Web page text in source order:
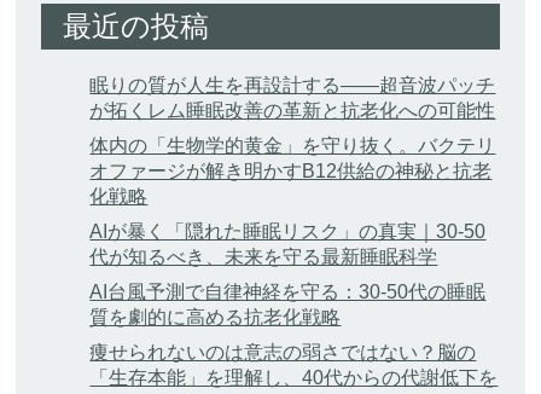
最近の投稿
眠りの質が人生を再設計する——超音波パッチ
が拓くレム睡眠改善の革新と抗老化への可能性
体内の「生物学的黄金」を守り抜く。バクテリ
オファージが解き明かすB12供給の神秘と抗老
化戦略
AIが暴く「隠れた睡眠リスク」の真実｜30-50
代が知るべき、未来を守る最新睡眠科学
AI台風予測で自律神経を守る：30-50代の睡眠
質を劇的に高める抗老化戦略
痩せられないのは意志の弱さではない？脳の
「生存本能」を理解し、40代からの代謝低下を